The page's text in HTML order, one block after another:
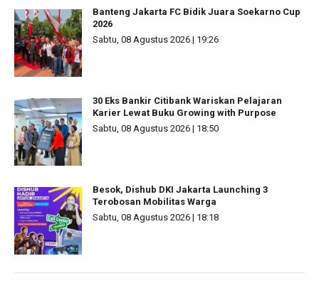
Banteng Jakarta FC Bidik Juara Soekarno Cup
2026
Sabtu, 08 Agustus 2026 | 19:26
30 Eks Bankir Citibank Wariskan Pelajaran
Karier Lewat Buku Growing with Purpose
Sabtu, 08 Agustus 2026 | 18:50
Besok, Dishub DKI Jakarta Launching 3
Terobosan Mobilitas Warga
Sabtu, 08 Agustus 2026 | 18:18